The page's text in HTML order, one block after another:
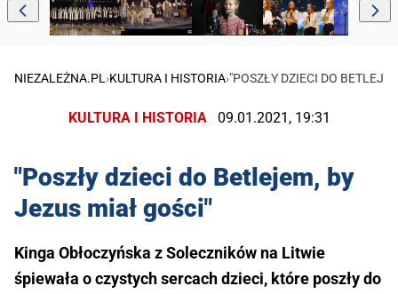
NIEZALEŻNA.PL ›KULTURA I HISTORIA›"POSZŁY DZIECI DO
KULTURA I HISTORIA 09.01.2021, 19:31
"Poszły dzieci do Betlejem, by
Jezus miał gości"
Kinga Obłoczyńska z Soleczników na Litwie
śpiewała o czystych sercach dzieci, które poszły do